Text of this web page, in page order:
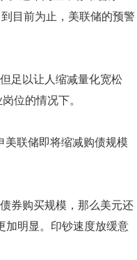
目前为止，美联储的预警
足以让人缩减量化宽松
位的情况下。
联储即将缩减购债规模
券购买规模，那么美元还
加明显。印钞速度放缓意